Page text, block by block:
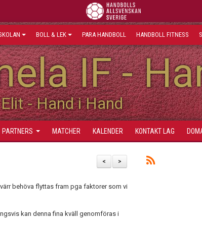
BOLL & LEK PARA HANDBOLL HANDBOLL FITNESS
IF -
- Hand i Hand
PARTNERS MATCHER KALENDER KONTAKT LAG
>
<
behöva flyttas fram pga faktorer som vi
kan denna fina kväll genomföras i